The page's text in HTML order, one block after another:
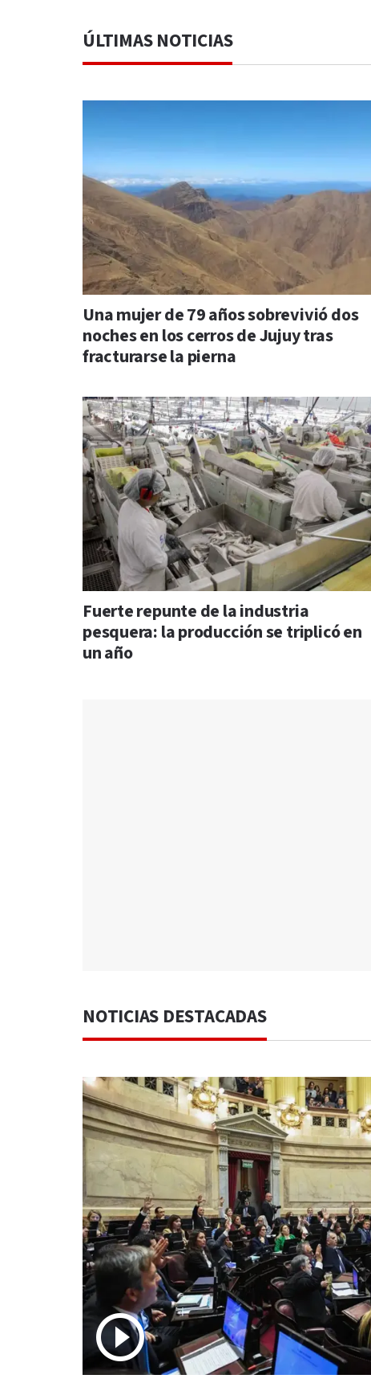
ÚLTIMAS NOTICIAS
Una mujer de 79 años sobrevivió dos
noches en los cerros de Jujuy tras
fracturarse la pierna
Fuerte repunte de la industria
pesquera: la producción se triplicó en
un año
NOTICIAS DESTACADAS